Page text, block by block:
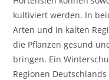
kultiviert werden. In
Arten und in kalten
die Pflanzen gesund
bringen. Ein
Regionen